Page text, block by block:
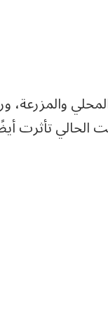
5-7-2026 ، تباينًا بالسوق المحلي
الحالي تأثرت